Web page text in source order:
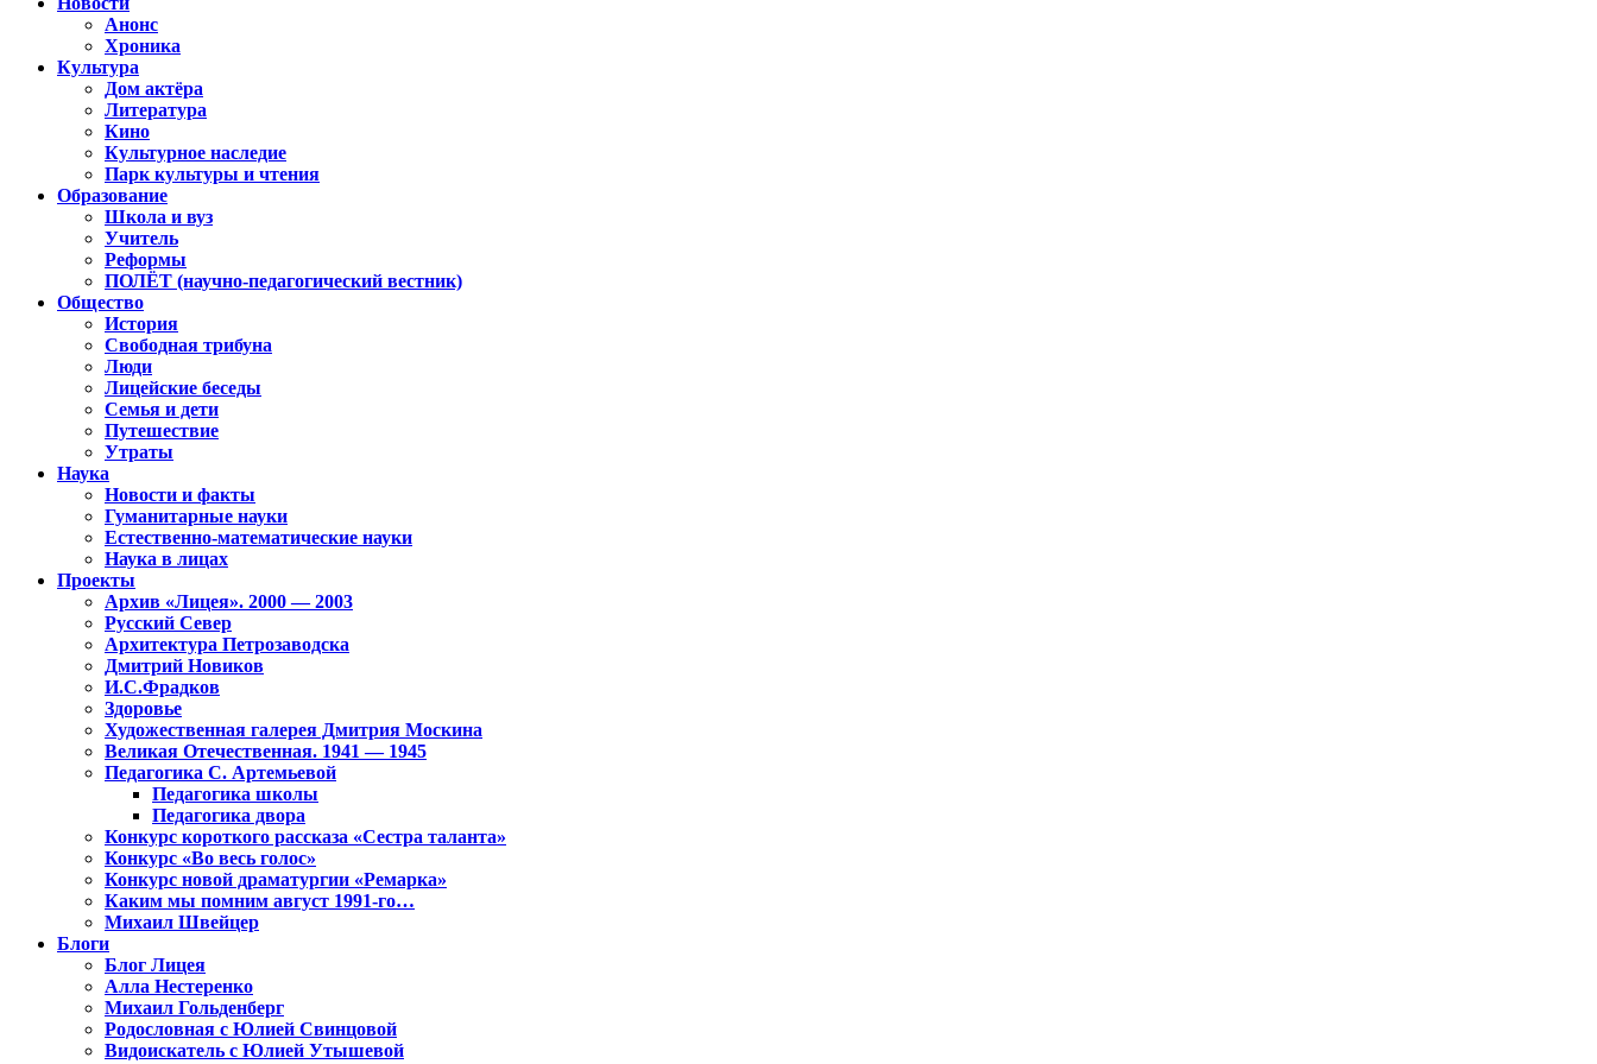
Анонс
Хроника
Культура
Дом актёра
Литература
Кино
Культурное наследие
Парк культуры и чтения
Образование
Школа и вуз
Учитель
Реформы
ПОЛЁТ (научно-педагогический вестник)
Общество
История
Свободная трибуна
Люди
Лицейские беседы
Семья и дети
Путешествие
Утраты
Наука
Новости и факты
Гуманитарные науки
Естественно-математические науки
Наука в лицах
Проекты
Архив «Лицея». 2000 — 2003
Русский Север
Архитектура Петрозаводска
Дмитрий Новиков
И.С.Фрадков
Здоровье
Художественная галерея Дмитрия Москина
Великая Отечественная. 1941 — 1945
Педагогика С. Артемьевой
Педагогика школы
Педагогика двора
Конкурс короткого рассказа «Сестра таланта»
Конкурс «Во весь голос»
Конкурс новой драматургии «Ремарка»
Каким мы помним август 1991-го…
Михаил Швейцер
Блоги
Блог Лицея
Алла Нестеренко
Михаил Гольденберг
Родословная с Юлией Свинцовой
Видоискатель с Юлией Утышевой